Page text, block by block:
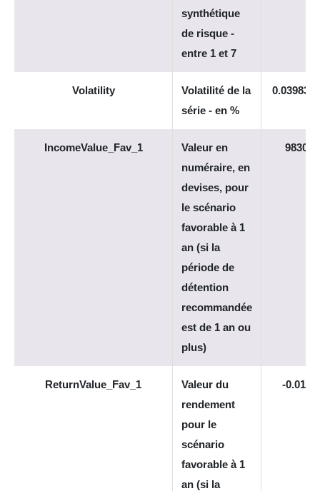
synthétique
de risque -
entre 1 et 7
Volatility
Volatilité de la
série - en %
0.0398349
IncomeValue_Fav_1
Valeur en
numéraire, en
devises, pour
le scénario
favorable à 1
an (si la
période de
détention
recommandée
est de 1 an ou
plus)
9830
ReturnValue_Fav_1
Valeur du
rendement
pour le
scénario
favorable à 1
an (si la
-0.017